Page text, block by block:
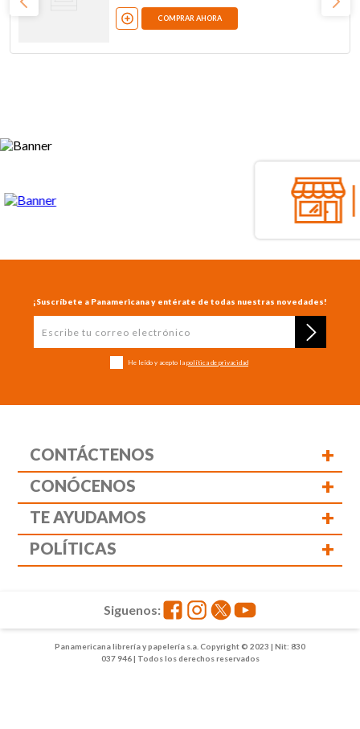
COMPRAR AHORA
¡Suscríbete a Panamericana y entérate de todas nuestras novedades!
He leído y acepto la política de privacidad
CONTÁCTENOS +
CONÓCENOS +
TE AYUDAMOS +
POLÍTICAS +
Panamericana librería y papelería s.a. Copyright © 2023 | Nit: 830
037 946 | Todos los derechos reservados
Siguenos: